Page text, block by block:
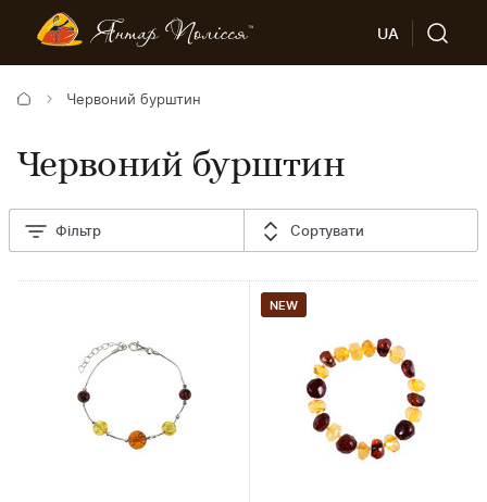
UA
Червоний бурштин
Червоний бурштин
Фільтр Сортувати
NEW